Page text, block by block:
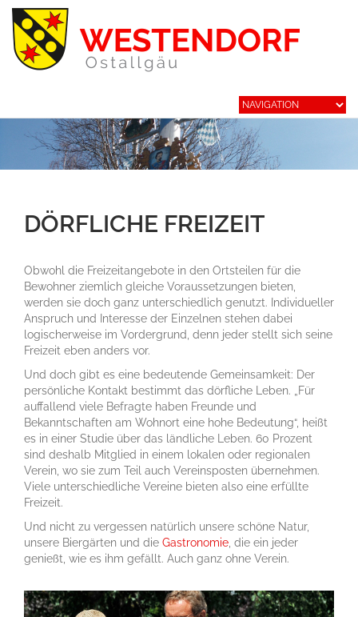
DÖRFLICHE FREIZEIT
Obwohl die Freizeitangebote in den Ortsteilen für die
Bewohner ziemlich gleiche Voraussetzungen bieten,
werden sie doch ganz unterschiedlich genutzt. Individueller
Anspruch und Interesse der Einzelnen stehen dabei
logischerweise im Vordergrund, denn jeder stellt sich seine
Freizeit eben anders vor.
Und doch gibt es eine bedeutende Gemeinsamkeit: Der
persönliche Kontakt bestimmt das dörfliche Leben. „Für
auffallend viele Befragte haben Freunde und
Bekanntschaften am Wohnort eine hohe Bedeutung“, heißt
es in einer Studie über das ländliche Leben. 60 Prozent
sind deshalb Mitglied in einem lokalen oder regionalen
Verein, wo sie zum Teil auch Vereinsposten übernehmen.
Viele unterschiedliche Vereine bieten also eine erfüllte
Freizeit.
Und nicht zu vergessen natürlich unsere schöne Natur,
unsere Biergärten und die Gastronomie , die ein jeder
genießt, wie es ihm gefällt. Auch ganz ohne Verein.